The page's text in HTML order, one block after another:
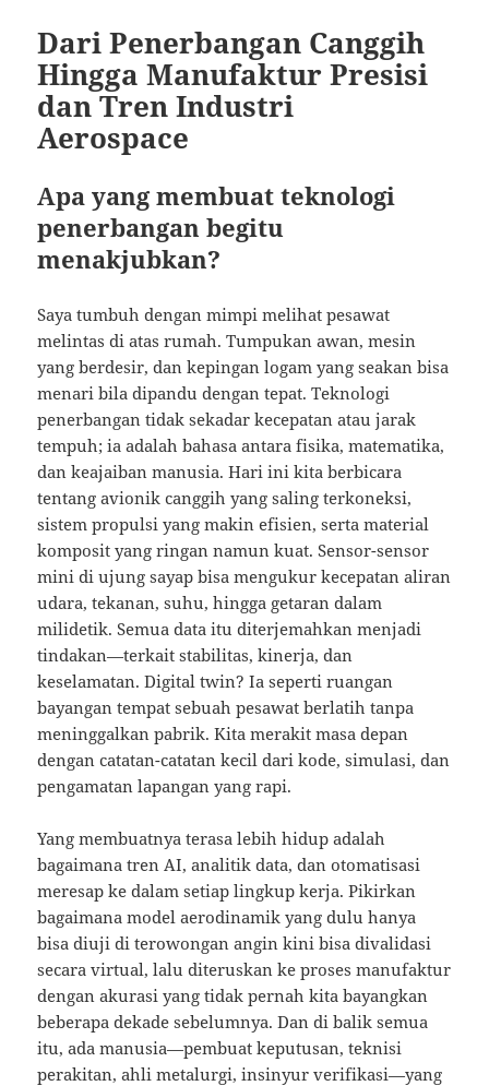
Dari Penerbangan Canggih
Hingga Manufaktur Presisi
dan Tren Industri
Aerospace
Apa yang membuat teknologi
penerbangan begitu
menakjubkan?
Saya tumbuh dengan mimpi melihat pesawat
melintas di atas rumah. Tumpukan awan, mesin
yang berdesir, dan kepingan logam yang seakan bisa
menari bila dipandu dengan tepat. Teknologi
penerbangan tidak sekadar kecepatan atau jarak
tempuh; ia adalah bahasa antara fisika, matematika,
dan keajaiban manusia. Hari ini kita berbicara
tentang avionik canggih yang saling terkoneksi,
sistem propulsi yang makin efisien, serta material
komposit yang ringan namun kuat. Sensor-sensor
mini di ujung sayap bisa mengukur kecepatan aliran
udara, tekanan, suhu, hingga getaran dalam
milidetik. Semua data itu diterjemahkan menjadi
tindakan—terkait stabilitas, kinerja, dan
keselamatan. Digital twin? Ia seperti ruangan
bayangan tempat sebuah pesawat berlatih tanpa
meninggalkan pabrik. Kita merakit masa depan
dengan catatan-catatan kecil dari kode, simulasi, dan
pengamatan lapangan yang rapi.
Yang membuatnya terasa lebih hidup adalah
bagaimana tren AI, analitik data, dan otomatisasi
meresap ke dalam setiap lingkup kerja. Pikirkan
bagaimana model aerodinamik yang dulu hanya
bisa diuji di terowongan angin kini bisa divalidasi
secara virtual, lalu diteruskan ke proses manufaktur
dengan akurasi yang tidak pernah kita bayangkan
beberapa dekade sebelumnya. Dan di balik semua
itu, ada manusia—pembuat keputusan, teknisi
perakitan, ahli metalurgi, insinyur verifikasi—yang